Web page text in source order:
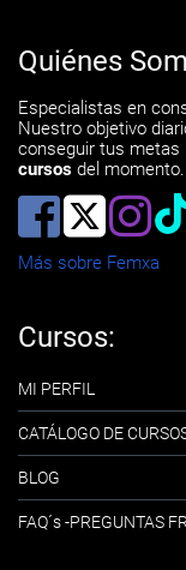
Quiénes
Especialistas en
Nuestro objetivo
conseguir tus metas
cursos del
Más sobre Femxa
Cursos:
MI PERFIL
CATÁLOGO DE
BLOG
FAQ´s -PREGUNTAS